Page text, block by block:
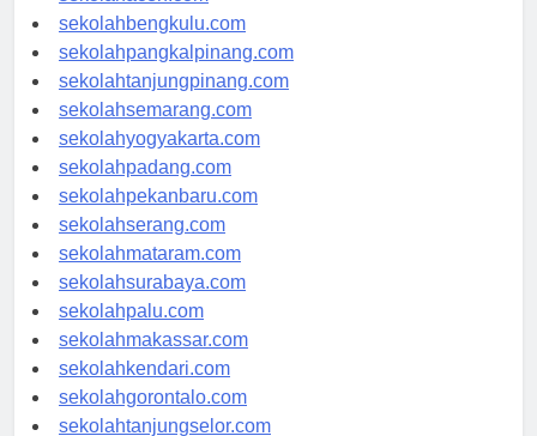
sekolahaceh.com
sekolahbengkulu.com
sekolahpangkalpinang.com
sekolahtanjungpinang.com
sekolahsemarang.com
sekolahyogyakarta.com
sekolahpadang.com
sekolahpekanbaru.com
sekolahserang.com
sekolahmataram.com
sekolahsurabaya.com
sekolahpalu.com
sekolahmakassar.com
sekolahkendari.com
sekolahgorontalo.com